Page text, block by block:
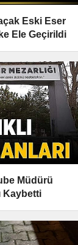
Eski Eser
Ele Geçirildi
Müdürü
Kaybetti